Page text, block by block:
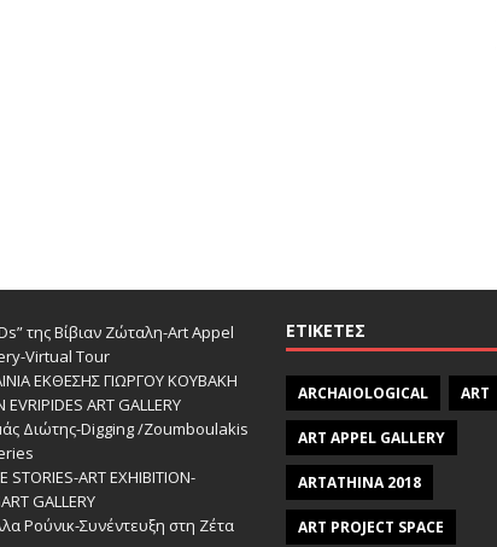
της Βίβιαν Ζώταλη-Art Appel
Virtual Tour
ΕΚΘΕΣΗΣ ΓΙΩΡΓΟΥ ΚΟΥΒΑΚΗ
ART GALLERY
Διώτης-Digging /Zoumboulakis
STORIES-ΑRT EXHIBITION-
GALLERY
Ρούνικ-Συνέντευξη στη Ζέτα
ΕΤΙΚΈΤΕΣ
ARCHAIOLOGICAL ART
ART APPEL GALLERY
ARTATHINA 2018
ART PROJECT SPACE